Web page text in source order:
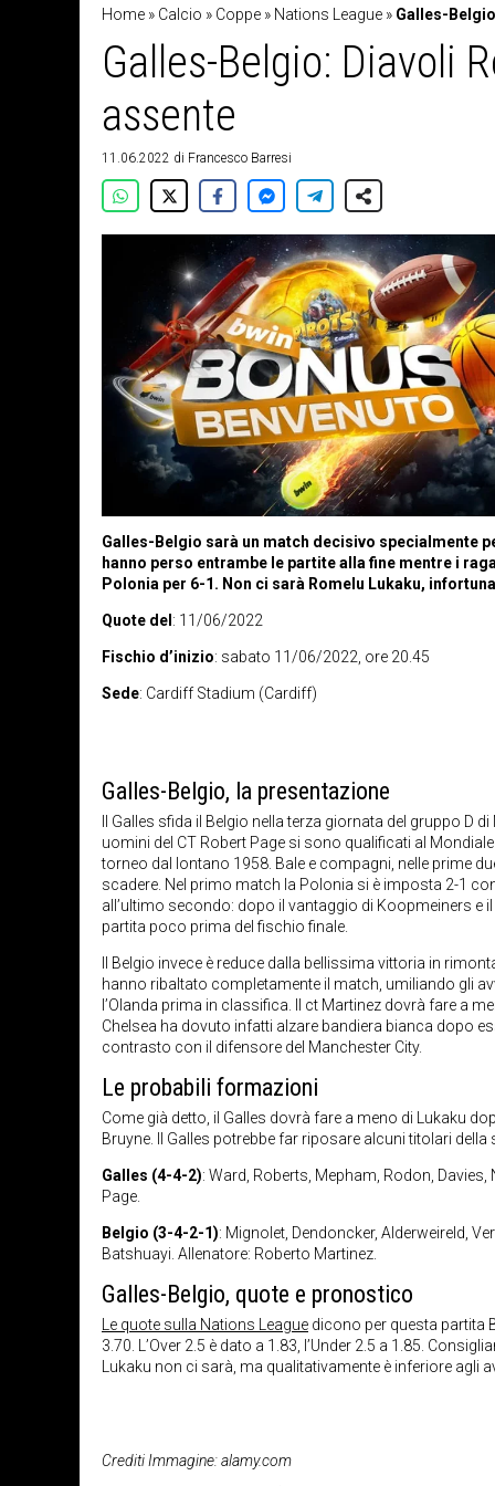
Home » Calcio » Coppe » Nations League » Galles-
Galles-Belgio: Diavoli
assente
11.06.2022 di Francesco Barresi
Galles-Belgio sarà un match decisivo specialmente
hanno perso entrambe le partite alla fine mentre i
Polonia per 6-1. Non ci sarà Romelu Lukaku,
Quote del: 11/06/2022
Fischio d’inizio: sabato 11/06/2022, ore 20.45
Sede: Cardiff Stadium (Cardiff)
Galles-Belgio, la presentazione
Il Galles sfida il Belgio nella terza giornata del gruppo D
uomini del CT Robert Page si sono qualificati al
torneo dal lontano 1958. Bale e compagni, nelle prime
scadere. Nel primo match la Polonia si è imposta 2-1
all’ultimo secondo: dopo il vantaggio di Koopmeiners e
partita poco prima del fischio finale.
Il Belgio invece è reduce dalla bellissima vittoria in
hanno ribaltato completamente il match, umiliando gli
l’Olanda prima in classifica. Il ct Martinez dovrà fare a
Chelsea ha dovuto infatti alzare bandiera bianca dopo
contrasto con il difensore del Manchester City.
Le probabili formazioni
Come già detto, il Galles dovrà fare a meno di Lukaku
Bruyne. Il Galles potrebbe far riposare alcuni titolari della
Galles (4-4-2): Ward, Roberts, Mepham, Rodon,
Page.
Belgio (3-4-2-1): Mignolet, Dendoncker, Alderweireld,
Batshuayi. Allenatore: Roberto Martinez.
Galles-Belgio, quote e pronostico
Le quote sulla Nations League dicono per questa partita
3.70. L’Over 2.5 è dato a 1.83, l’Under 2.5 a 1.85.
Lukaku non ci sarà, ma qualitativamente è inferiore agli
Crediti Immagine: alamy.com